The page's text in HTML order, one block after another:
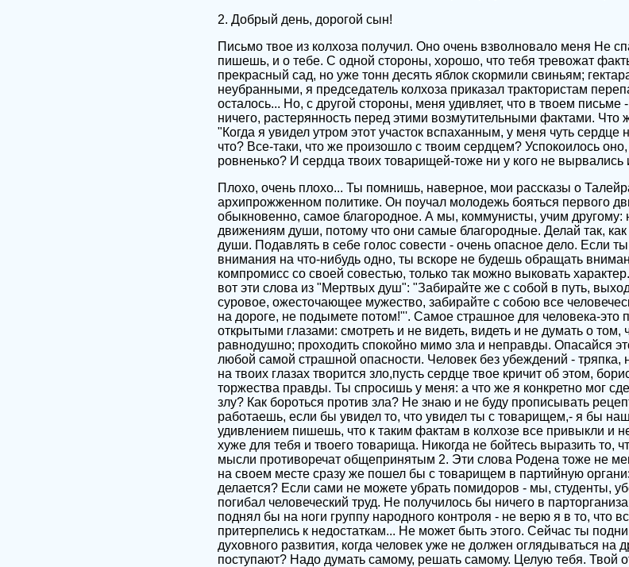
2. Добрый день, дорогой сын!
Письмо твое из колхоза получил. Оно очень взволновало меня Не
пишешь, и о тебе. С одной стороны, хорошо, что тебя тревожат
прекрасный сад, но уже тонн десять яблок скормили свиньям;
неубранными, я председатель колхоза приказал трактористам
осталось... Но, с другой стороны, меня удивляет, что в твоем
ничего, растерянность перед этими возмутительными фактами.
"Когда я увидел утром этот участок вспаханным, у меня чуть сердце
что? Все-таки, что же произошло с твоим сердцем? Успокоилось
ровненько? И сердца твоих товарищей-тоже ни у кого не вырвались
Плохо, очень плохо... Ты помнишь, наверное, мои рассказы о
архипрожженном политике. Он поучал молодежь бояться первого
обыкновенно, самое благородное. А мы, коммунисты, учим другому:
движениям души, потому что они самые благородные. Делай так,
души. Подавлять в себе голос совести - очень опасное дело. Если
внимания на что-нибудь одно, ты вскоре не будешь обращать
компромисс со своей совестью, только так можно выковать
вот эти слова из "Мертвых душ": "Забирайте же с собой в путь,
суровое, ожесточающее мужество, забирайте с собою все
на дороге, не подымете потом!"'. Самое страшное для человека-это
открытыми глазами: смотреть и не видеть, видеть и не думать о том,
равнодушно; проходить спокойно мимо зла и неправды. Опасайся
любой самой страшной опасности. Человек без убеждений - тряпка,
на твоих глазах творится зло,пусть сердце твое кричит об этом,
торжества правды. Ты спросишь у меня: а что же я конкретно мог
злу? Как бороться против зла? Не знаю и не буду прописывать
работаешь, если бы увидел то, что увидел ты с товарищем,- я бы
удивлением пишешь, что к таким фактам в колхозе все привыкли и
хуже для тебя и твоего товарища. Никогда не бойтесь выразить то,
мысли противоречат общепринятым 2. Эти слова Родена тоже не
на своем месте сразу же пошел бы с товарищем в партийную
делается? Если сами не можете убрать помидоров - мы, студенты,
погибал человеческий труд. Не получилось бы ничего в
поднял бы на ноги группу народного контроля - не верю я в то, что
притерпелись к недостаткам... Не может быть этого. Сейчас ты
духовного развития, когда человек уже не должен оглядываться на
поступают? Надо думать самому, решать самому. Целую тебя. Твой